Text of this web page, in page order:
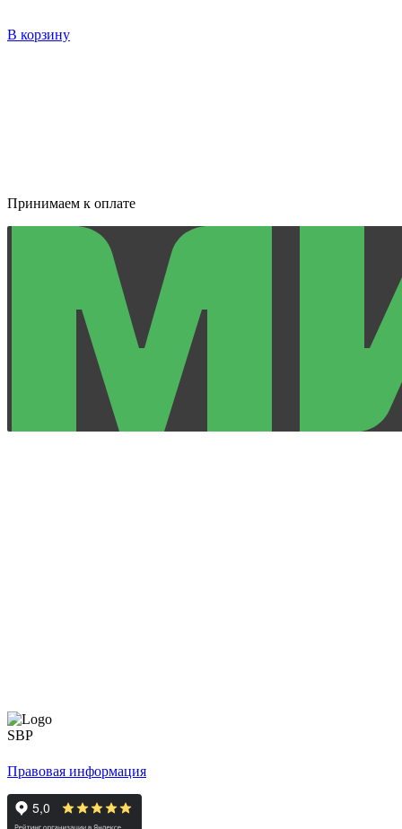
В корзину
Принимаем к оплате
Правовая информация